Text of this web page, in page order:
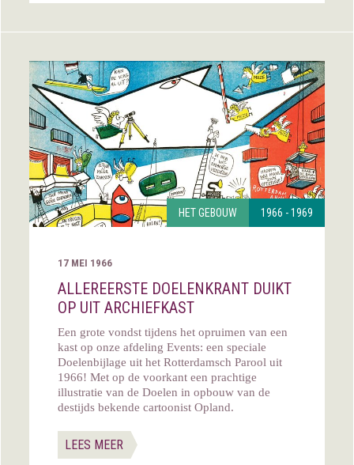
HET GEBOUW 1966 - 1969
17 MEI 1966
ALLEREERSTE DOELENKRANT DUIKT
OP UIT ARCHIEFKAST
Een grote vondst tijdens het opruimen van een
kast op onze afdeling Events: een speciale
Doelenbijlage uit het Rotterdamsch Parool uit
1966! Met op de voorkant een prachtige
illustratie van de Doelen in opbouw van de
destijds bekende cartoonist Opland.
LEES MEER